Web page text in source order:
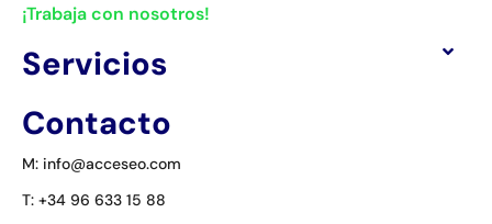
¡Trabaja con nosotros!
Servicios
Contacto
M: info@acceseo.com
T: +34 96 633 15 88